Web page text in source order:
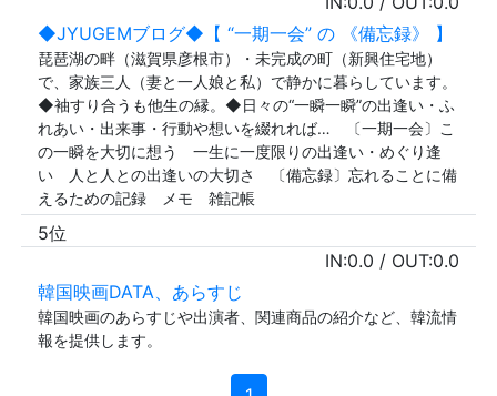
◆JYUGEMブログ◆【 “一期一会” の 《備忘録》 】
琵琶湖の畔（滋賀県彦根市）・未完成の町（新興住宅地）
で、家族三人（妻と一人娘と私）で静かに暮らしています。
◆袖すり合うも他生の縁。◆日々の“一瞬一瞬”の出逢い・ふ
れあい・出来事・行動や想いを綴れれば… 〔一期一会〕こ
の一瞬を大切に想う 一生に一度限りの出逢い・めぐり逢
い 人と人との出逢いの大切さ 〔備忘録〕忘れることに備
えるための記録 メモ 雑記帳
5位
IN:0.0 / OUT:0.0
韓国映画DATA、あらすじ
韓国映画のあらすじや出演者、関連商品の紹介など、韓流情
報を提供します。